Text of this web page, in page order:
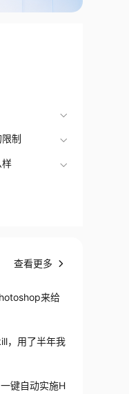
制
查看更多
来给
，用了半年我
键自动实施H